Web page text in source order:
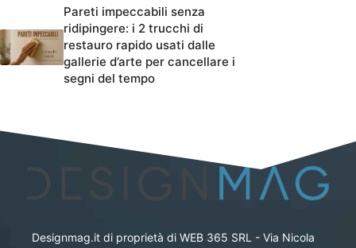
Pareti impeccabili senza
ridipingere: i 2 trucchi di
restauro rapido usati dalle
gallerie d’arte per cancellare i
segni del tempo
Designmag.it di proprietà di WEB 365 SRL - Via Nicola